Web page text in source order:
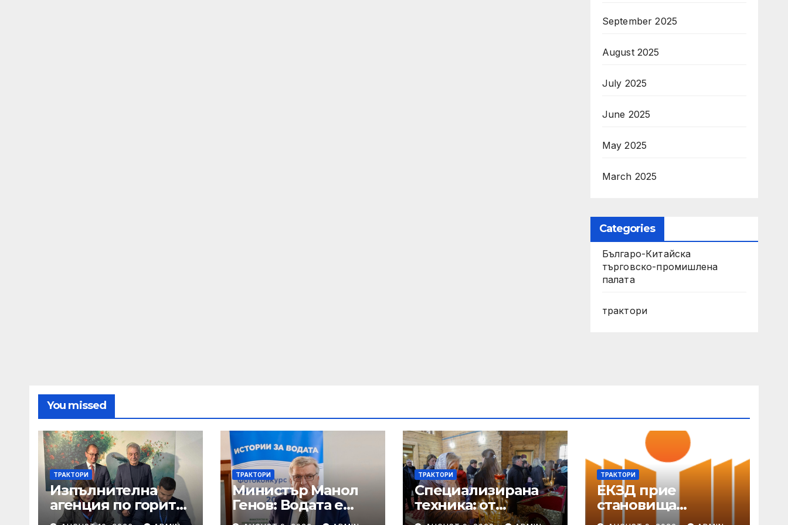
September 2025
August 2025
July 2025
June 2025
May 2025
March 2025
Categories
Българо-Китайска
търговско-промишлена
палата
трактори
You missed
ТРАКТОРИ
Изпълнителна
агенция по горите
| Новини
ТРАКТОРИ
Министър Манол
Генов: Водата е
живот – безценен
ТРАКТОРИ
Специализирана
техника: от
Добрич, област
ТРАКТОРИ
ЕКЗД прие
становища
относно